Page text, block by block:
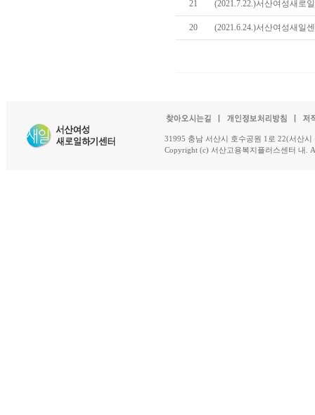
21 (2021.7.22.)서산여성새로
20 (2021.6.24.)서산여성새일
31995 충남 서산시 호수공원 1로 22(서산
Copyright (c) 서산고용복지플러스센터 내.